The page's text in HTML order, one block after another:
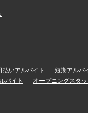
払いアルバイト
短期アルバ
バイト
オープニングスタ